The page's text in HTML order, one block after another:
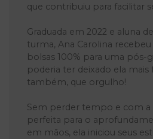
que contribuiu para facilitar
Graduada em 2022 e aluna
turma, Ana Carolina
bolsas 100% para uma pós-
poderia ter deixado ela mais
também, que orgulho!
Sem perder tempo e com
perfeita para o
em mãos, ela iniciou seus